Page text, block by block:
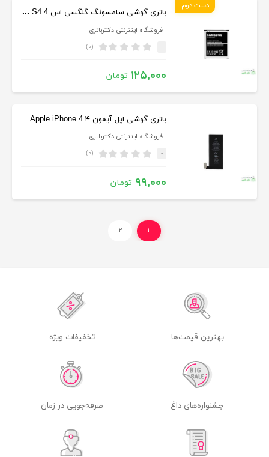
دست دوم
باتری گوشی سامسونگ گلگسی اس 4 Samsung Galaxy S4
فروشگاه اینترنتی دکترباتری
- (۰)
۱۲۵,۰۰۰ تومان
باتری گوشی اپل آیفون ۴ Apple iPhone 4
فروشگاه اینترنتی دکترباتری
- (۰)
۹۹,۰۰۰ تومان
۱ ۲
بهترین قیمت‌ها تخفیفات ویژه
جشنواره‌های داغ صرفه‌جویی در زمان